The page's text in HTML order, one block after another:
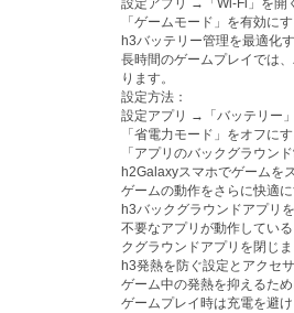
設定アプリ →「Wi-Fi」を開
「ゲームモード」を有効に
h3バッテリー管理を最適化
長時間のゲームプレイでは
ります。
設定方法：
設定アプリ →「バッテリー
「省電力モード」をオフに
「アプリのバックグラウン
h2Galaxyスマホでゲームを
ゲームの動作をさらに快適
h3バックグラウンドアプリ
不要なアプリが動作してい
クグラウンドアプリを閉じま
h3発熱を防ぐ設定とアクセ
ゲーム中の発熱を抑えるた
ゲームプレイ時は充電を避